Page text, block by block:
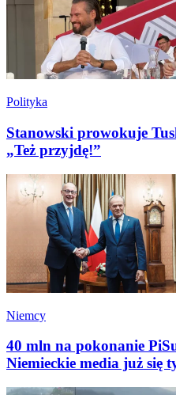
Polityka
Stanowski prowokuje
„Też przyjdę!”
Niemcy
40 mln na pokonanie
Niemieckie media już się